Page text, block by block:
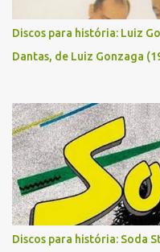
Discos para história: Luiz
Dantas, de Luiz Gonzaga
Discos para história: Soda